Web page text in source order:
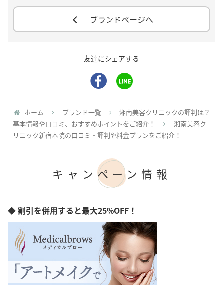
ブランドページへ
友達にシェアする
ホーム ブランド一覧
湘南美容クリニックの評判は？
基本情報や口コミ、おすすめポイントをご紹介！
湘南美容ク
リニック新宿本院の口コミ・評判や料金プランをご紹介！
キャンペーン情報
◆ 割引を併用すると最大25%OFF！